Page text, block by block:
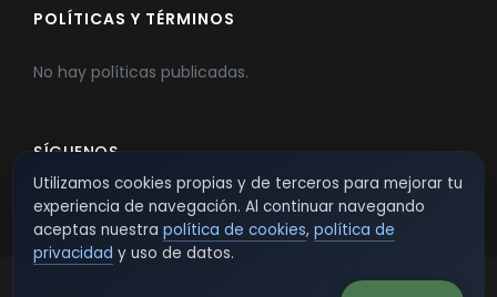
POLÍTICAS Y TÉRMINOS
No hay políticas publicadas.
SÍGUENOS
Utilizamos cookies propias y de terceros para mejorar tu
experiencia de navegación. Al continuar navegando
aceptas nuestra política de cookies, política de
privacidad y uso de datos.